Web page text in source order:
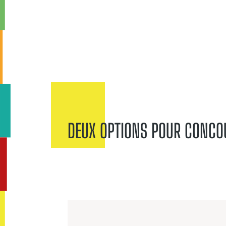
DEUX OPTIONS POUR